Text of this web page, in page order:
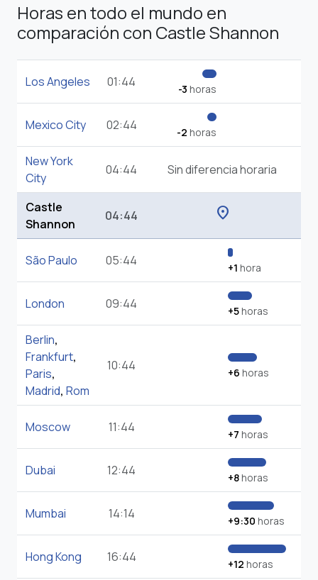
Horas en todo el mundo en
comparación con Castle Shannon
Los Angeles 01:44 -3 horas
Mexico City 02:44 -2 horas
New York
City
04:44 Sin diferencia horaria
Castle
Shannon
04:44 location_on
São Paulo 05:44 +1 hora
London 09:44 +5horas
Berlin,
Frankfurt,
Paris,
Madrid, Rom
10:44 +6 horas
Moscow 11:44 +7 horas
Dubai 12:44 +8horas
Mumbai 14:14 +9:30 horas
Hong Kong 16:44 +12 horas